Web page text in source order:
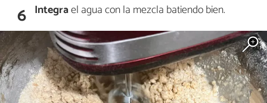
6 Integrael agua con la mezcla batiendo bien.